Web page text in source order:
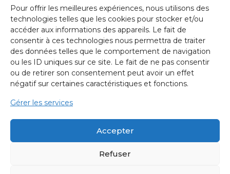
Pour offrir les meilleures expériences, nous utilisons des
technologies telles que les cookies pour stocker et/ou
accéder aux informations des appareils. Le fait de
consentir à ces technologies nous permettra de traiter
des données telles que le comportement de navigation
ou les ID uniques sur ce site. Le fait de ne pas consentir
ou de retirer son consentement peut avoir un effet
négatif sur certaines caractéristiques et fonctions.
Gérer les services
Accepter
Refuser
interprétation des "Laudes"Conférence de
Michel Bourcier, interprétation "des Laudes"
de Jean*Louis Florentz par Michel Bourcier,
organiste titulaire de la cathédrale de Nantes
sur l’orgue « Gulliver ». Alors que les Laudes...
lire plus
« Entrées précédentes